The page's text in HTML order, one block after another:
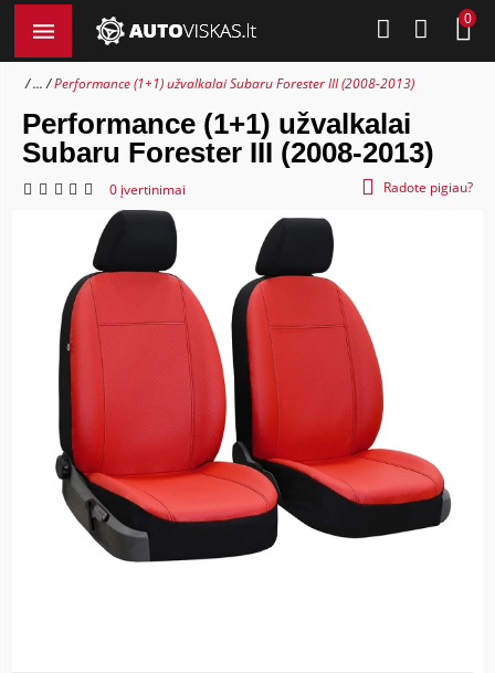
0
... Performance (1+1) užvalkalai Subaru Forester III (2008-2013)
Performance (1+1) užvalkalai
Subaru Forester III (2008-2013)
0 įvertinimai Radote pigiau?